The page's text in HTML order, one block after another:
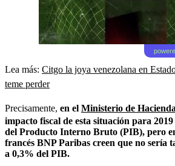
Lea más: Citgo la joya venezolana en
teme perder
Precisamente, en el Ministerio de Hacienda
impacto fiscal de esta situación para
del Producto Interno Bruto (PIB), pero
francés BNP Paribas creen que no sería
a 0,3% del PIB.